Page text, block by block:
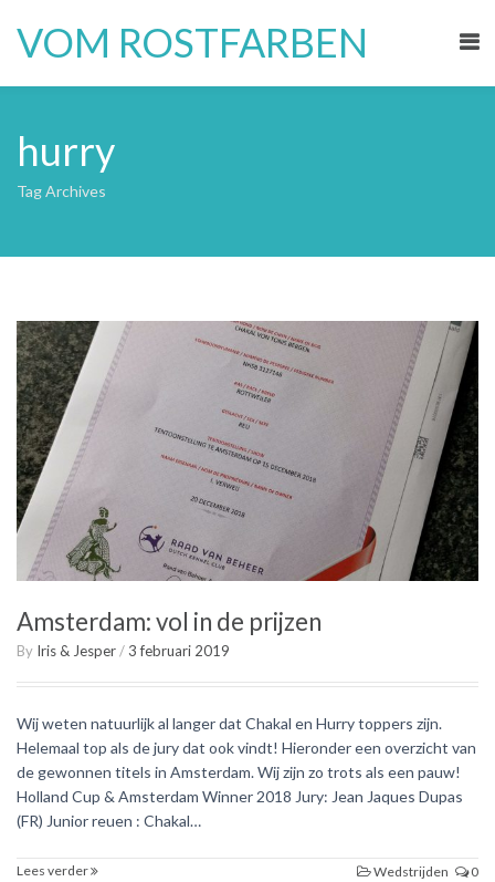
to
content
VOM ROSTFARBEN
hurry
Tag Archives
Amsterdam: vol in de prijzen
By Iris & Jesper/ 3 februari 2019
Wij weten natuurlijk al langer dat Chakal en Hurry toppers zijn.
Helemaal top als de jury dat ook vindt! Hieronder een overzicht van
de gewonnen titels in Amsterdam. Wij zijn zo trots als een pauw!
Holland Cup & Amsterdam Winner 2018 Jury: Jean Jaques Dupas
(FR) Junior reuen : Chakal…
Lees verder Wedstrijden 0